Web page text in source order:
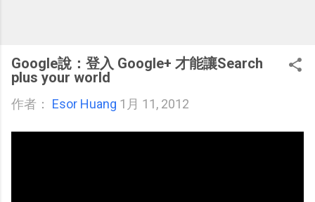
Google說：登入 Google+ 才能讓Search
plus your world
作者： Esor Huang 1月 11, 2012